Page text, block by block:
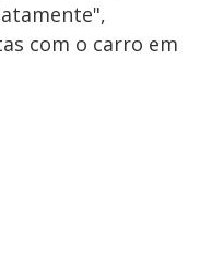
com o carro em